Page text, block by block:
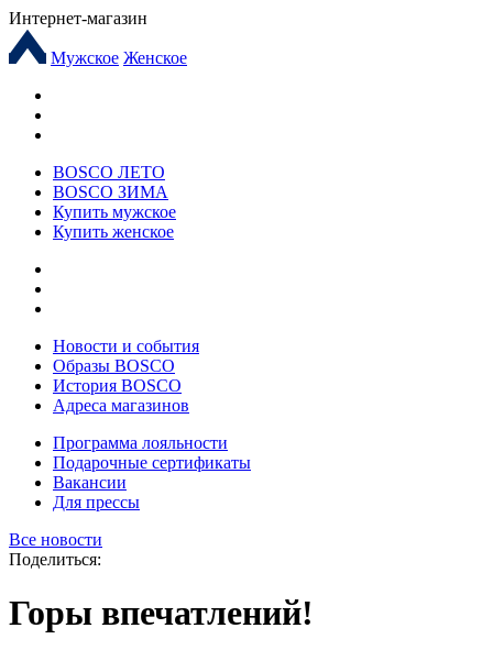
Интернет-магазин
Мужское Женское
BOSCO ЛЕТО
BOSCO ЗИМА
Купить мужское
Купить женское
Новости и события
Образы BOSCO
История BOSCO
Адреса магазинов
Программа лояльности
Подарочные сертификаты
Вакансии
Для прессы
Все новости
Поделиться:
Горы впечатлений!